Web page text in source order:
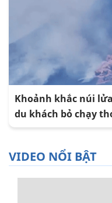
Khoảnh khắc núi
du khách bỏ chạy
VIDEO NỔI BẬT